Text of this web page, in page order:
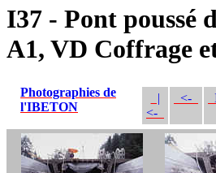
I37 - Pont poussé
A1, VD Coffrage
Photographies de
l'IBETON
|
<-
<-